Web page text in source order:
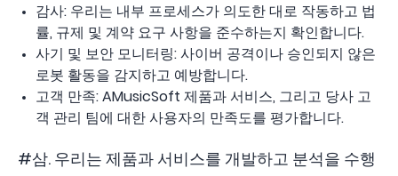
감사: 우리는 내부 프로세스가 의도한 대로 작동하고 법
률, 규제 및 계약 요구 사항을 준수하는지 확인합니다.
사기 및 보안 모니터링: 사이버 공격이나 승인되지 않은
로봇 활동을 감지하고 예방합니다.
고객 만족: AMusicSoft 제품과 서비스, 그리고 당사 고
객 관리 팀에 대한 사용자의 만족도를 평가합니다.
#삼. 우리는 제품과 서비스를 개발하고 분석을 수행